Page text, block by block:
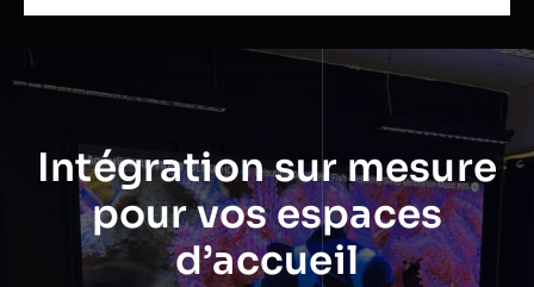
Intégration sur mesure
pour vos espaces
d’accueil